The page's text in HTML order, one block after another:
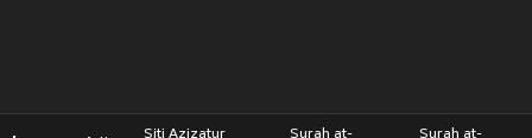
Siti Azizatur Surah at- Surah at-